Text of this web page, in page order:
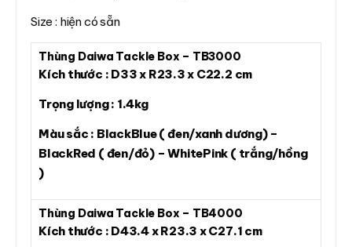
Size : hiện có sẵn
Thùng Daiwa Tackle Box – TB3000
Kích thước : D33 x R23.3 x C22.2 cm
Trọng lượng : 1.4kg
Màu sắc : BlackBlue ( đen/xanh dương) –
BlackRed ( đen/đỏ) – WhitePink ( trắng/hồng
)
Thùng Daiwa Tackle Box – TB4000
Kích thước : D43.4 x R23.3 x C27.1 cm